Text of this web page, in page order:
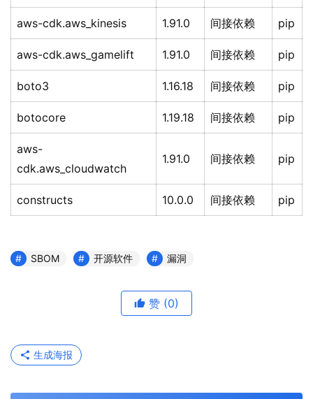
aws-cdk.aws_kinesis 1.91.0 间接依赖 pip
aws-cdk.aws_gamelift 1.91.0 间接依赖 pip
boto3 1.16.18 间接依赖 pip
botocore 1.19.18 间接依赖 pip
aws-
cdk.aws_cloudwatch
1.91.0 间接依赖 pip
constructs 10.0.0 间接依赖 pip
SBOM 开源软件 漏洞
赞 (0)
生成海报